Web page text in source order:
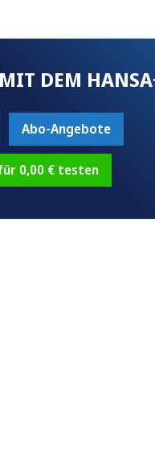
DEM
Abo-Angebote
0,00 € testen